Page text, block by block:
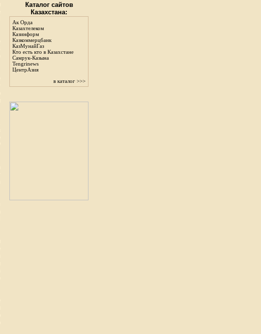
Каталог сайтов
Казахстана:
Ак Орда
Казахтелеком
Казинформ
Казкоммерцбанк
КазМунайГаз
Кто есть кто в Казахстане
Самрук-Казына
Tengrinews
ЦентрАзия
в каталог >>>